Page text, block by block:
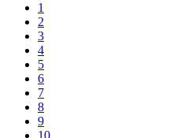
1
2
3
4
5
6
7
8
9